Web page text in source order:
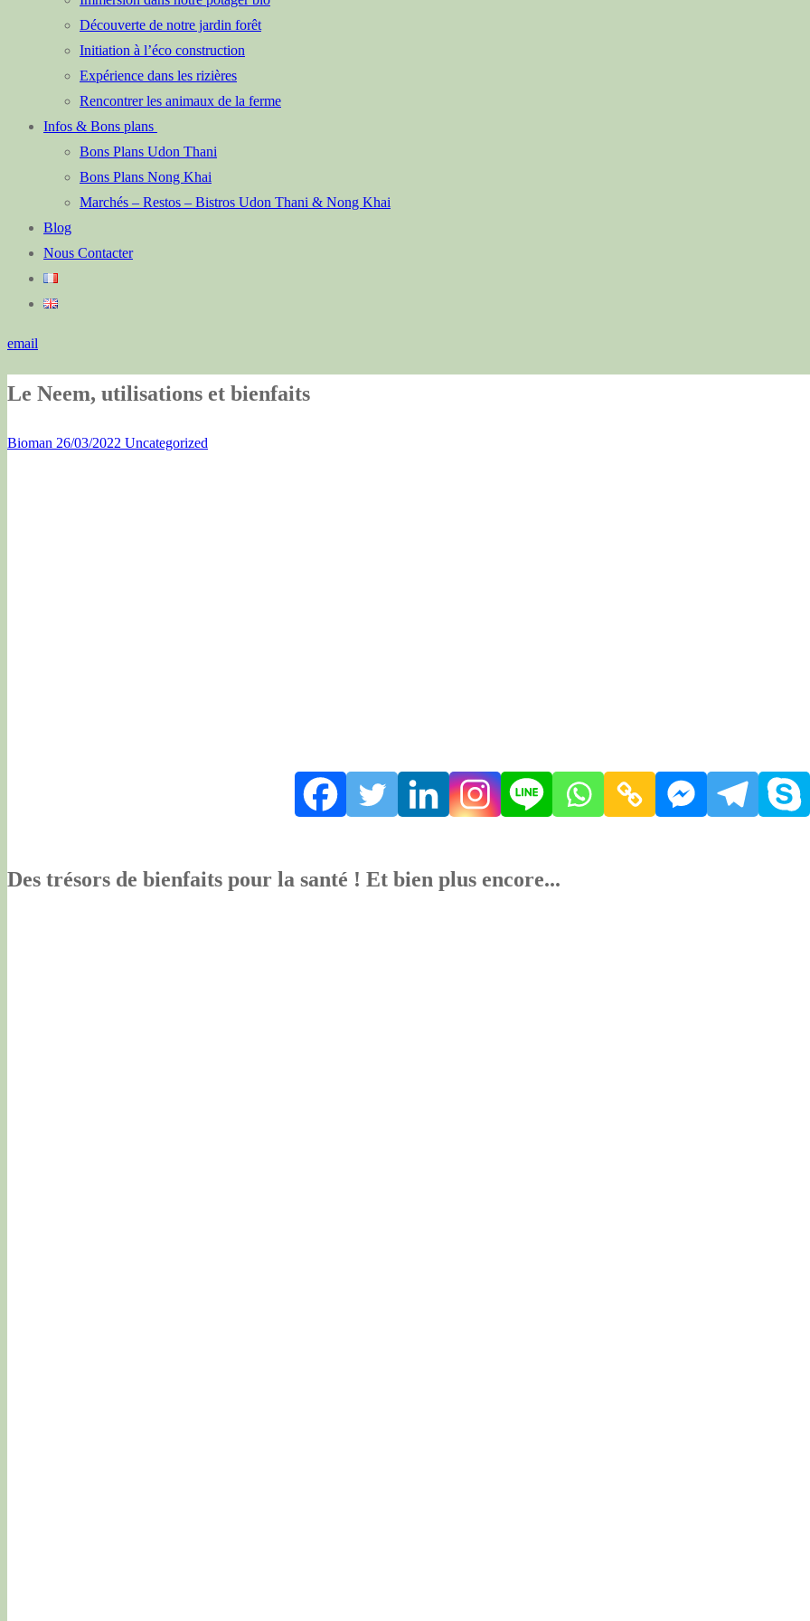
Découverte de notre jardin forêt
Initiation à l’éco construction
Expérience dans les rizières
Rencontrer les animaux de la ferme
Infos & Bons plans
Bons Plans Udon Thani
Bons Plans Nong Khai
Marchés – Restos – Bistros Udon Thani & Nong Khai
Blog
Nous Contacter
email
Le Neem, utilisations et bienfaits
Bioman 26/03/2022 Uncategorized
Des trésors de bienfaits pour la santé ! Et bien plus encore...